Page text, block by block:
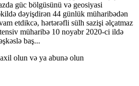
güc bölgüsünü və geosiyasi
dəyişdirən 44 günlük müharibədən
etdikcə, hərtərəfli sülh sazişi əlçatmaz
müharibə 10 noyabr 2020-ci ildə
baş...
olun və ya abunə olun